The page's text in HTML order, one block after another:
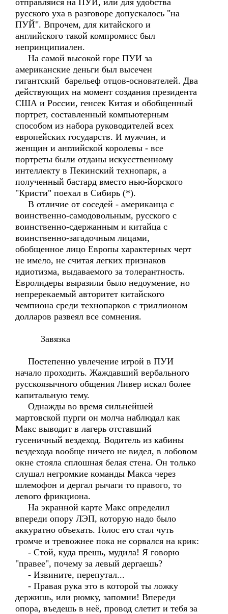
отправляйся на ПУИ, или для удобства
русского уха в разговоре допускалось "на
ПУЙ". Впрочем, для китайского и
английского такой компромисс был
непринципиален.
На самой высокой горе ПУИ за
американские деньги был высечен
гигантский барельеф отцов-основателей. Два
действующих на момент создания президента
США и России, генсек Китая и обобщенный
портрет, составленный компьютерным
способом из набора руководителей всех
европейских государств. И мужчин, и
женщин и английской королевы - все
портреты были отданы искусственному
интеллекту в Пекинский технопарк, а
полученный бастард вместо нью-йорского
"Кристи" поехал в Сибирь (*).
В отличие от соседей - американца с
воинственно-самодовольным, русского с
воинственно-сдержанным и китайца с
воинственно-загадочным лицами,
обобщенное лицо Европы характерных черт
не имело, не считая легких признаков
идиотизма, выдаваемого за толерантность.
Евролидеры выразили было недоумение, но
непререкаемый авторитет китайского
чемпиона среди технопарков с триллионом
долларов развеял все сомнения.
Завязка
Постепенно увлечение игрой в ПУИ
начало проходить. Жаждавший вербального
русскоязычного общения Ливер искал более
капитальную тему.
Однажды во время сильнейшей
мартовской пурги он молча наблюдал как
Макс выводит в лагерь отставший
гусеничный вездеход. Водитель из кабины
вездехода вообще ничего не видел, в лобовом
окне стояла сплошная белая стена. Он только
слушал негромкие команды Макса через
шлемофон и дергал рычаги то правого, то
левого фрикциона.
На экранной карте Макс определил
впереди опору ЛЭП, которую надо было
аккуратно объехать. Голос его стал чуть
громче и тревожнее пока не сорвался на крик:
- Стой, куда прешь, мудила! Я говорю
"правее", почему за левый дергаешь?
- Извините, перепутал...
- Правая рука это в которой ты ложку
держишь, или рюмку, запомни! Впереди
опора, въедешь в неё, провод слетит и тебя за